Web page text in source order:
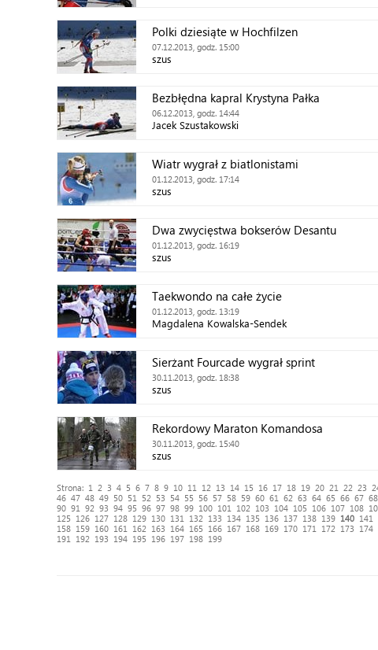
Polki dziesiąte w Hochfilzen
07.12.2013, godz. 15:00
szus
Bezbłędna kapral Krystyna Pałka
06.12.2013, godz. 14:44
Jacek Szustakowski
Wiatr wygrał z biatlonistami
01.12.2013, godz. 17:14
szus
Dwa zwycięstwa bokserów Desantu
01.12.2013, godz. 16:19
szus
Taekwondo na całe życie
01.12.2013, godz. 13:19
Magdalena Kowalska-Sendek
Sierżant Fourcade wygrał sprint
30.11.2013, godz. 18:38
szus
Rekordowy Maraton Komandosa
30.11.2013, godz. 15:40
szus
Strona: 1 2 3 4 5 6 7 8 9 10 11 12 13 14 15 16 17 18 19 20 21 22 23
46 47 48 49 50 51 52 53 54 55 56 57 58 59 60 61 62 63 64 65 66 67 68
90 91 92 93 94 95 96 97 98 99 100 101 102 103 104 105 106 107 108
125
126 127 128 129 130 131 132 133 134 135 136 137 138 139 140 141
158 159 160 161 162 163 164 165 166 167 168 169 170 171 172 173 174
191
192 193 194 195 196 197 198 199